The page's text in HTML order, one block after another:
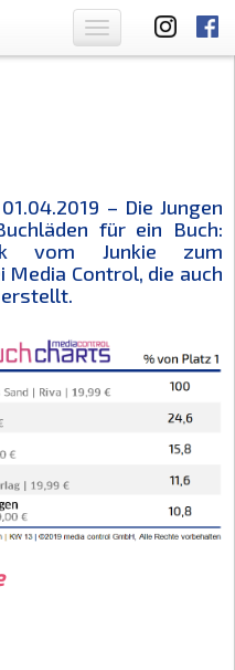
Toggle
navigation
– Die Jungen
für ein Buch:
vom Junkie zum
Media Control, die auch
erstellt.